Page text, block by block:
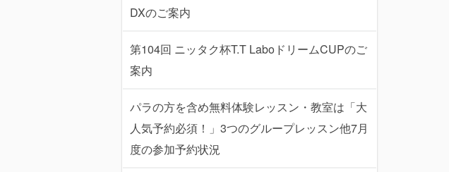
DXのご案内
第104回 ニッタク杯T.T LaboドリームCUPのご
案内
パラの方を含め無料体験レッスン・教室は「大
人気予約必須！」3つのグループレッスン他7月
度の参加予約状況